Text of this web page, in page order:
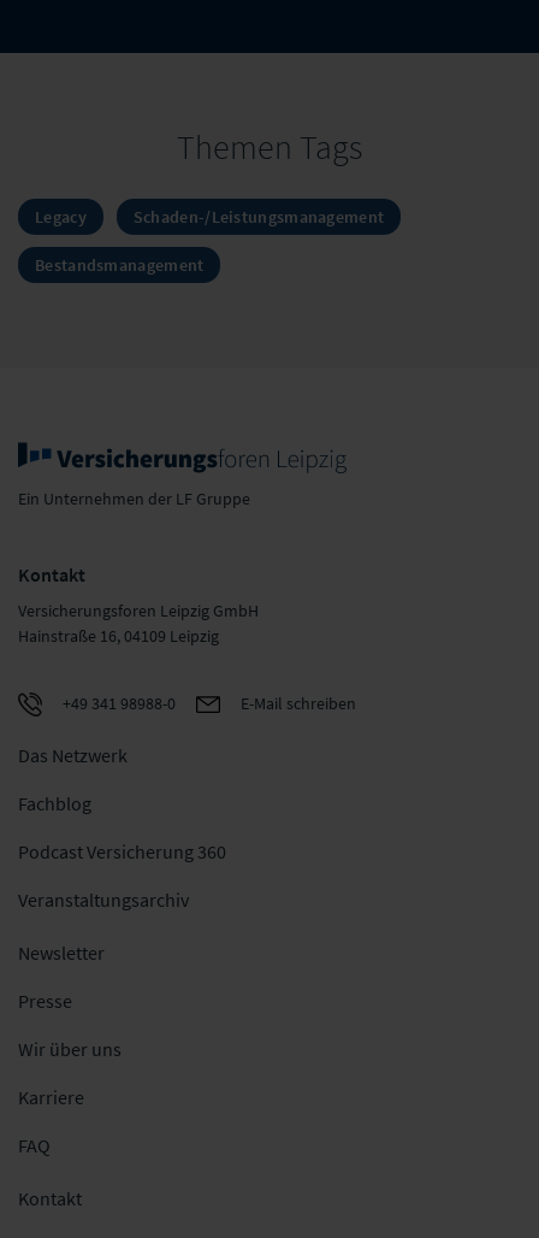
Themen Tags
Legacy Schaden-/Leistungsmanagement
Bestandsmanagement
Ein Unternehmen der LF Gruppe
Kontakt
Versicherungsforen Leipzig GmbH
Hainstraße 16, 04109 Leipzig
+49 341 98988-0 E-Mail schreiben
Das Netzwerk
Fachblog
Podcast Versicherung 360
Veranstaltungsarchiv
Newsletter
Presse
Wir über uns
Karriere
FAQ
Kontakt